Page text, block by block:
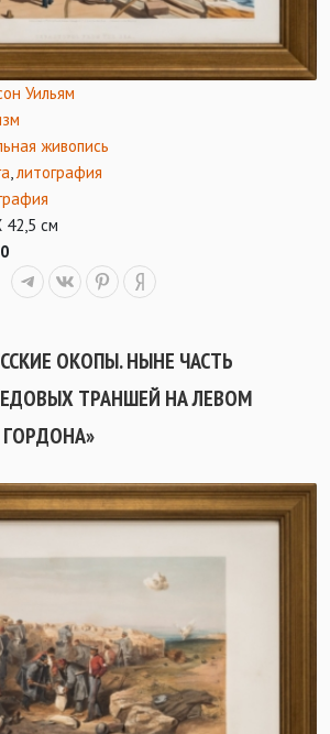
Уильям
живопись
,литография
42,5 см
ОКОПЫ. НЫНЕ ЧАСТЬ
ТРАНШЕЙ НА ЛЕВОМ